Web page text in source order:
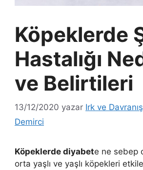
Köpeklerde
Hastalığı
ve Belirtileri
13/12/2020 yazar Irk ve
Demirci
Köpeklerde diyabete ne sebep
orta yaşlı ve yaşlı köpekleri